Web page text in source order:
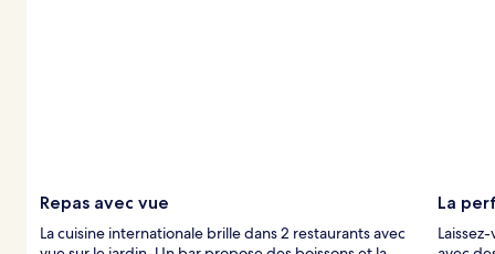
e
Repas avec vue
La cuisine internationale brille dans 2 restaurants avec
La